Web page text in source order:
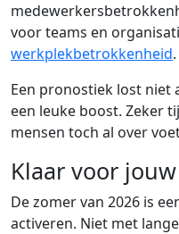
voor teams en
werkplekbetrokkenheid.
Een pronostiek lost niet
een leuke boost. Zeker
mensen toch al over
Klaar voor
De zomer van 2026 is
activeren. Niet met